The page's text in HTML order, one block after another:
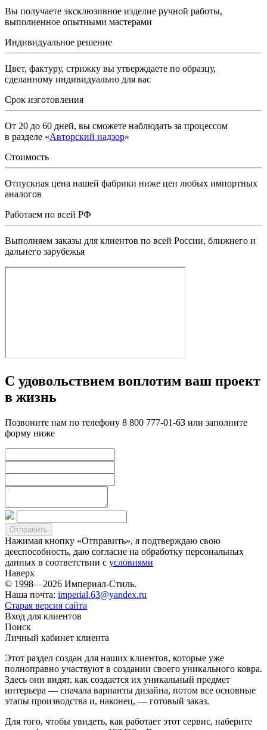
Вы получаете эксклюзивное изделие ручной работы,
выполненное опытными мастерами
Индивидуальное решение
Цвет, фактуру, стрижку вы утверждаете по образцу,
сделанному индивидуально для вас
Срок изготовления
От 20 до 60 дней, вы сможете наблюдать за процессом
в разделе «Авторский надзор»
Стоимость
Отпускная цена нашей фабрики ниже цен любых импортных
аналогов
Работаем по всей РФ
Выполняем заказы для клиентов по всей России, ближнего и
дальнего зарубежья
С удовольствием воплотим ваш проект
в жизнь
Позвоните нам по телефону 8 800 777-01-63 или заполните
форму ниже
Нажимая кнопку «Отправить», я подтверждаю свою
дееспособность, даю согласие на обработку персональных
данных в соответствии с условиями
Наверх
© 1998—2026 Империал-Стиль.
Наша почта: imperial.63@yandex.ru
Старая версия сайта
Вход для клиентов
Поиск
Личный кабинет клиента
Этот раздел создан для наших клиентов, которые уже
полноправно участвуют в создании своего уникального ковра.
Здесь они видят, как создается их уникальный предмет
интерьера — сначала варианты дизайна, потом все основные
этапы производства и, наконец, — готовый заказ.
Для того, чтобы увидеть, как работает этот сервис, наберите